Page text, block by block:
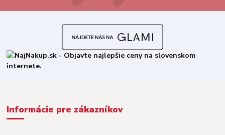
Informácie pre zákazníkov